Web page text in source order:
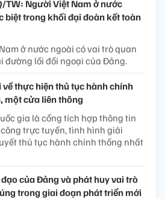
TW: Người Việt Nam ở nước
biệt trong khối đại đoàn kết toàn
ở nước ngoài có vai trò quan
đường lối đối ngoại của Đảng.
thực hiện thủ tục hành chính
một cửa liên thông
gia là cổng tích hợp thông tin
trực tuyến, tình hình giải
thủ tục hành chính thống nhất
của Đảng và phát huy vai trò
trong giai đoạn phát triển mới